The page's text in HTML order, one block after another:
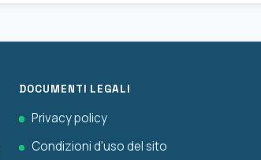
DOCUMENTI LEGALI
Privacy policy
Condizioni d'uso del sito